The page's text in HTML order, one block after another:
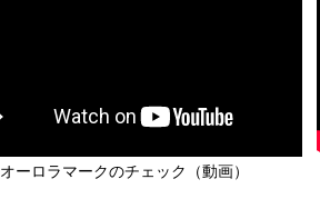
オーロラマークのチェック（動画）